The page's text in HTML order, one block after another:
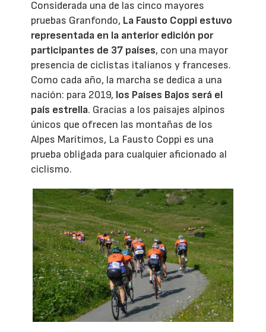
Considerada una de las cinco mayores
pruebas Granfondo, La Fausto Coppi estuvo
representada en la anterior edición por
participantes de 37 países, con una mayor
presencia de ciclistas italianos y franceses.
Como cada año, la marcha se dedica a una
nación: para 2019, los Países Bajos será el
país estrella. Gracias a los paisajes alpinos
únicos que ofrecen las montañas de los
Alpes Marítimos, La Fausto Coppi es una
prueba obligada para cualquier aficionado al
ciclismo.